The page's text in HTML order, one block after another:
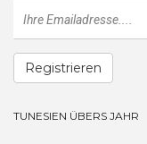
Registrieren
TUNESIEN ÜBERS JAHR